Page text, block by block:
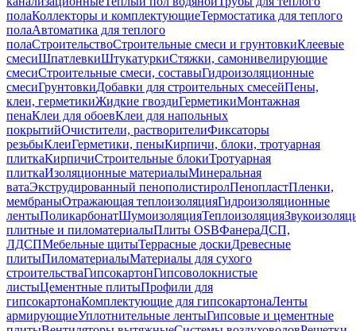
полаКоллекторы и комплектующиеТермостатика для теплого
полаАвтоматика для теплого
полаСтроительствоСтроительные смеси и грунтовкиКлеевые
смесиШпатлевкиШтукатуркиСтяжки, самонивелирующие
смесиСтроительные смеси, составыГидроизоляционные
смесиГрунтовкиДобавки для строительных смесейПены,
клеи, герметикиЖидкие гвоздиГерметикиМонтажная
пенаКлеи для обоевКлеи для напольных
покрытийОчистители, растворителиФиксаторы
резьбыКлеиГерметики, пеныКирпичи, блоки, тротуарная
плиткаКирпичиСтроительные блокиТротуарная
плиткаИзоляционные материалыМинеральная
ватаЭкструдированный пенополистиролПенопластПленки,
мембраныОтражающая теплоизоляцияГидроизоляционные
лентыПоликарбонатШумоизоляцияТеплоизоляция
плитные и пиломатериалыПлиты OSBФанераДСП,
ЛДСПМебельные щитыТеррасные доскиДревесные
плитыПиломатериалыМатериалы для сухого
строительстваГипсокартонГипсоволокнистые
листыЦементные плитыПрофили для
гипсокартонаКомплектующие для гипсокартонаЛенты
армирующиеУплотнительные лентыГипсовые и цементные